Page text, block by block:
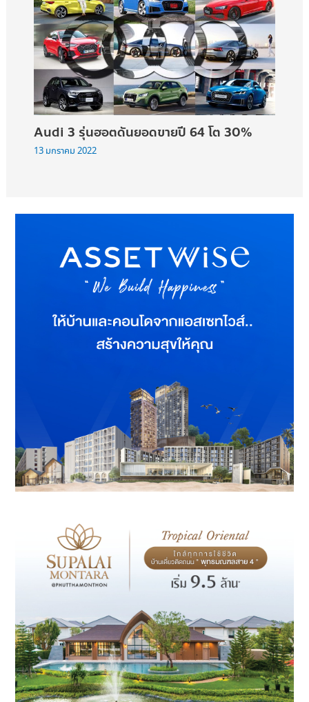
Audi 3 รุ่นฮอตดันยอดขายปี 64 โต 30%
13 มกราคม 2022